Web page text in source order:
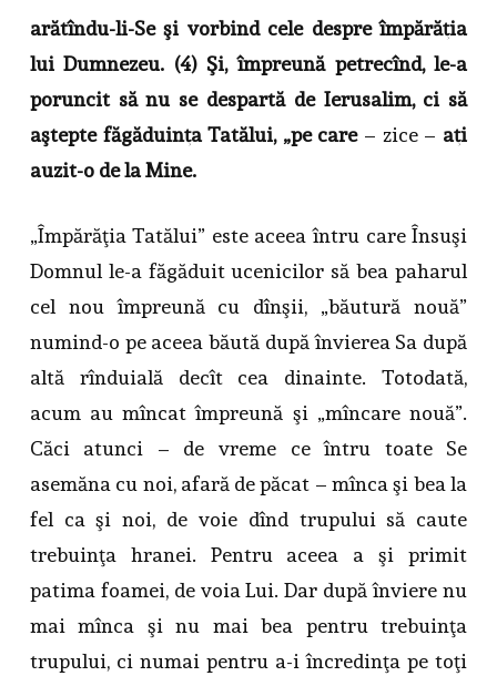
arătîndu-li-Se şi vorbind cele despre împărăţia
lui Dumnezeu. (4) Şi, împreună petrecînd, le-a
poruncit să nu se despartă de Ierusalim, ci să
aştepte făgăduinţa Tatălui, „pe care – zice – aţi
auzit-o de la Mine.
„Împărăţia Tatălui” este aceea întru care Însuşi
Domnul le-a făgăduit ucenicilor să bea paharul
cel nou împreună cu dînşii, „băutură nouă”
numind-o pe aceea băută după învierea Sa după
altă rînduială decît cea dinainte. Totodată,
acum au mîncat împreună şi „mîncare nouă”.
Căci atunci – de vreme ce întru toate Se
asemăna cu noi, afară de păcat – mînca şi bea la
fel ca şi noi, de voie dînd trupului să caute
trebuinţa hranei. Pentru aceea a şi primit
patima foamei, de voia Lui. Dar după înviere nu
mai mînca şi nu mai bea pentru trebuinţa
trupului, ci numai pentru a-i încredinţa pe toţi